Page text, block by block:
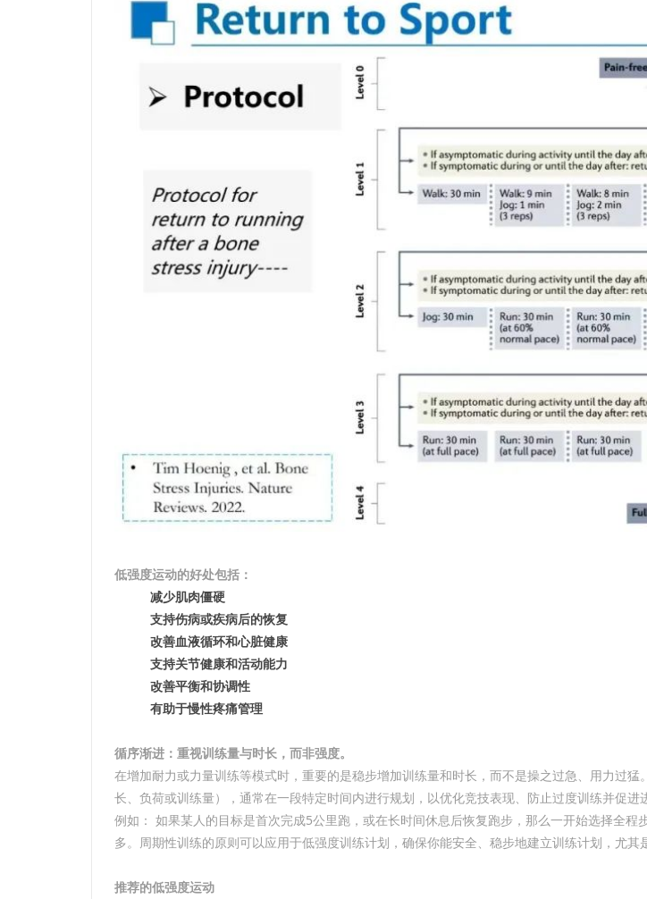
低强度运动的好处包括：
减少肌肉僵硬
支持伤病或疾病后的恢复
改善血液循环和心脏健康
支持关节健康和活动能力
改善平衡和协调性
有助于慢性疼痛管理
循序渐进：重视训练量与时长，而非强度。
在增加耐力或力量训练等模式时，重要的是稳步增加训练量和时长，而不是操之过急、用力过
长、负荷或训练量），通常在一段特定时间内进行规划，以优化竞技表现、防止过度训练并促进
例如： 如果某人的目标是首次完成5公里跑，或在长时间休息后恢复跑步，那么一开始选择全
多。周期性训练的原则可以应用于低强度训练计划，确保你能安全、稳步地建立训练计划，尤其
推荐的低强度运动